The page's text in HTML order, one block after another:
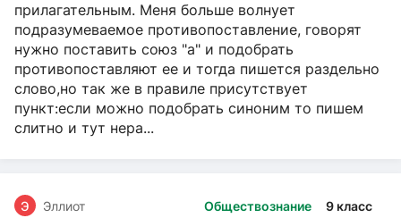
прилагательным. Меня больше волнует
подразумеваемое противопоставление, говорят
нужно поставить союз "а" и подобрать
противопоставляют ее и тогда пишется раздельно
слово,но так же в правиле присутствует
пункт:если можно подобрать синоним то пишем
слитно и тут нера...
Обществознание 9 класс
Э Эллиот